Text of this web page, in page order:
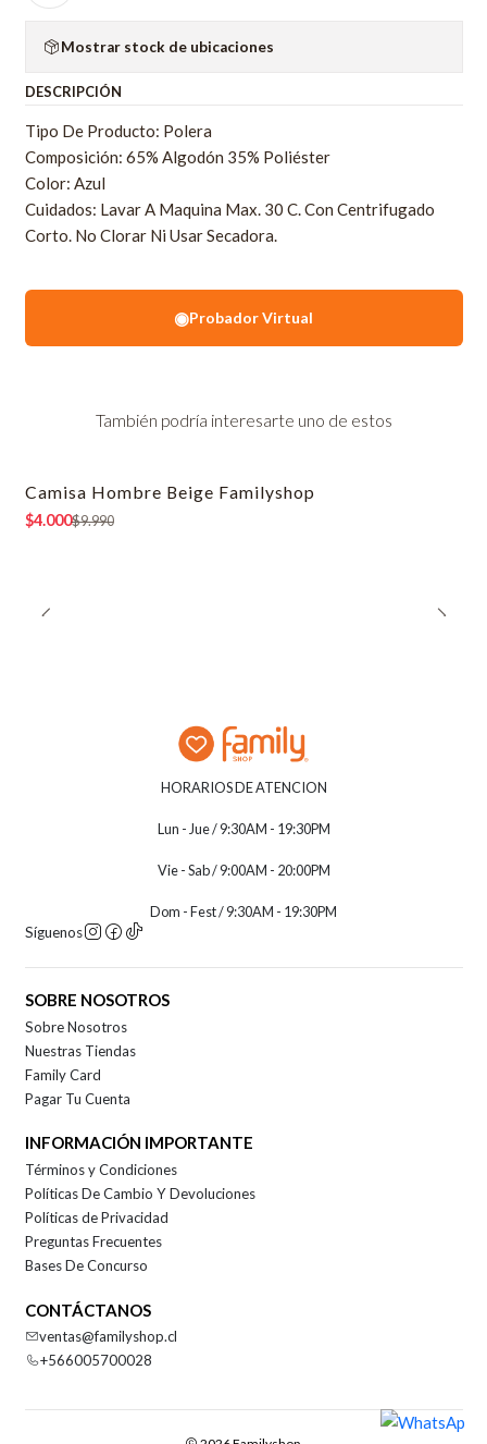
Mostrar stock de ubicaciones
DESCRIPCIÓN
Tipo De Producto: Polera
Composición: 65% Algodón 35% Poliéster
Color: Azul
Cuidados: Lavar A Maquina Max. 30 C. Con Centrifugado
Corto. No Clorar Ni Usar Secadora.
◉Probador Virtual
También podría interesarte uno de estos
-60% OFF
Camisa Hombre Beige Familyshop
$4.000$9.990
HORARIOS DE ATENCION
Lun - Jue / 9:30AM - 19:30PM
Vie - Sab / 9:00AM - 20:00PM
Dom - Fest / 9:30AM - 19:30PM
Síguenos
SOBRE NOSOTROS
Sobre Nosotros
Nuestras Tiendas
Family Card
Pagar Tu Cuenta
INFORMACIÓN IMPORTANTE
Términos y Condiciones
Políticas De Cambio Y Devoluciones
Políticas de Privacidad
Preguntas Frecuentes
Bases De Concurso
CONTÁCTANOS
ventas@familyshop.cl
+566005700028